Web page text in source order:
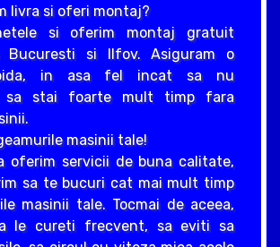
livra si oferi montaj?
si oferim montaj gratuit
Bucuresti si Ilfov. Asiguram o
in asa fel incat sa nu
sa stai foarte mult timp fara
masinii tale!
oferim servicii de buna calitate,
sa te bucuri cat mai mult timp
masinii tale. Tocmai de aceea,
le cureti frecvent, sa eviti sa